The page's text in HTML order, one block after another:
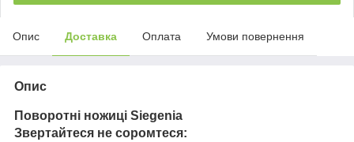
Опис Доставка Оплата Умови повернення
Опис
Поворотні ножиці Siegenia
Звертайтеся не соромтеся: